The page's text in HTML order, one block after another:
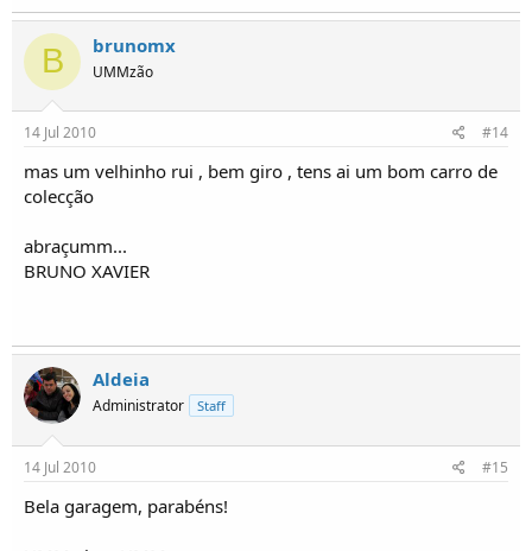
B brunomx
UMMzão
14 Jul 2010 #14
mas um velhinho rui , bem giro , tens ai um bom carro de
colecção
abraçumm...
BRUNO XAVIER
Aldeia
Administrator Staff
14 Jul 2010 #15
Bela garagem, parabéns!